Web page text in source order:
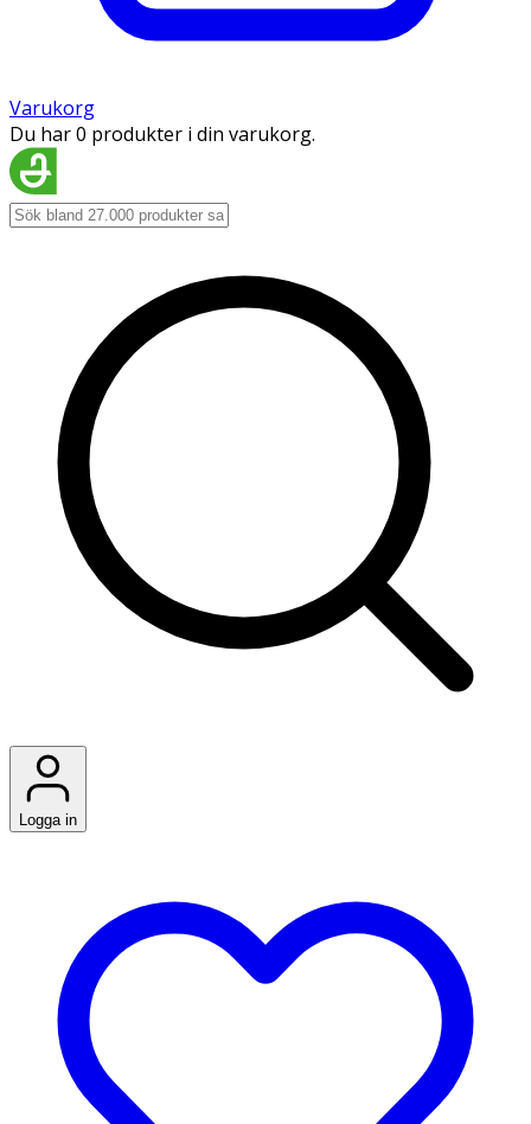
Varukorg
Du har 0 produkter i din varukorg.
Logga in